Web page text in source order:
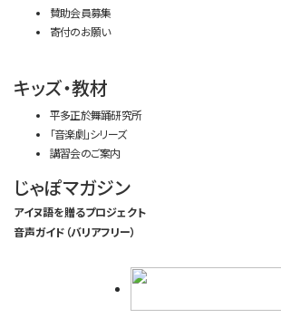
賛助会員募集
寄付のお願い
キッズ・教材
平多正於舞踊研究所
「音楽劇」シリーズ
講習会のご案内
じゃぽマガジン
アイヌ語を贈るプロジェクト
音声ガイド（バリアフリー）